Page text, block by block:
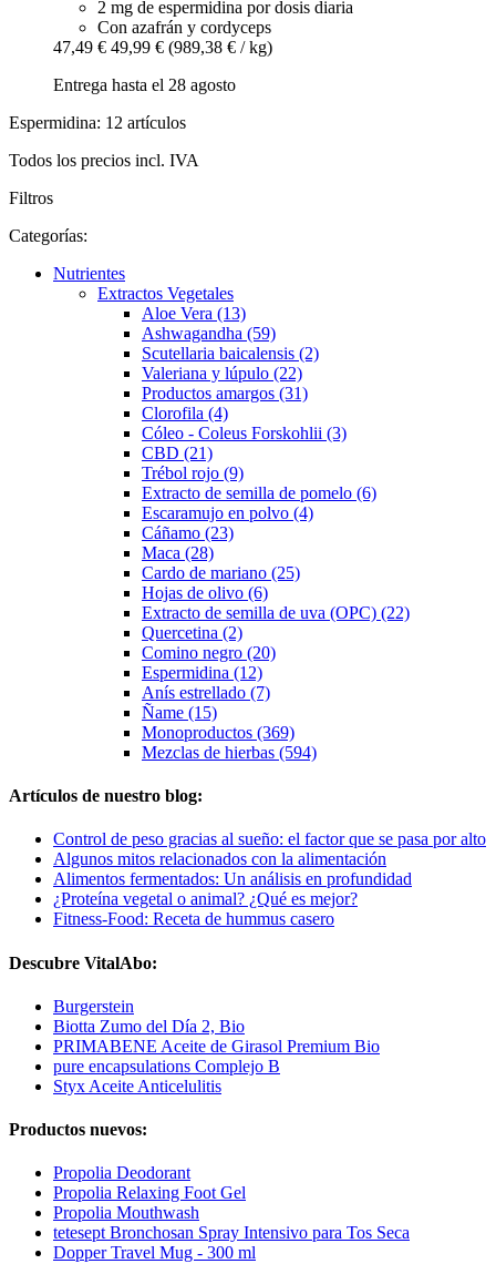
2 mg de espermidina por dosis diaria
Con azafrán y cordyceps
47,49 € 49,99 € (989,38 € / kg)
Entrega hasta el 28 agosto
Espermidina: 12 artículos
Todos los precios incl. IVA
Filtros
Categorías:
Nutrientes
Extractos Vegetales
Aloe Vera (13)
Ashwagandha (59)
Scutellaria baicalensis (2)
Valeriana y lúpulo (22)
Productos amargos (31)
Clorofila (4)
Cóleo - Coleus Forskohlii (3)
CBD (21)
Trébol rojo (9)
Extracto de semilla de pomelo (6)
Escaramujo en polvo (4)
Cáñamo (23)
Maca (28)
Cardo de mariano (25)
Hojas de olivo (6)
Extracto de semilla de uva (OPC) (22)
Quercetina (2)
Comino negro (20)
Espermidina (12)
Anís estrellado (7)
Ñame (15)
Monoproductos (369)
Mezclas de hierbas (594)
Artículos de nuestro blog:
Control de peso gracias al sueño: el factor que se pasa por alto
Algunos mitos relacionados con la alimentación
Alimentos fermentados: Un análisis en profundidad
¿Proteína vegetal o animal? ¿Qué es mejor?
Fitness-Food: Receta de hummus casero
Descubre VitalAbo:
Burgerstein
Biotta Zumo del Día 2, Bio
PRIMABENE Aceite de Girasol Premium Bio
pure encapsulations Complejo B
Styx Aceite Anticelulitis
Productos nuevos:
Propolia Deodorant
Propolia Relaxing Foot Gel
Propolia Mouthwash
tetesept Bronchosan Spray Intensivo para Tos Seca
Dopper Travel Mug - 300 ml